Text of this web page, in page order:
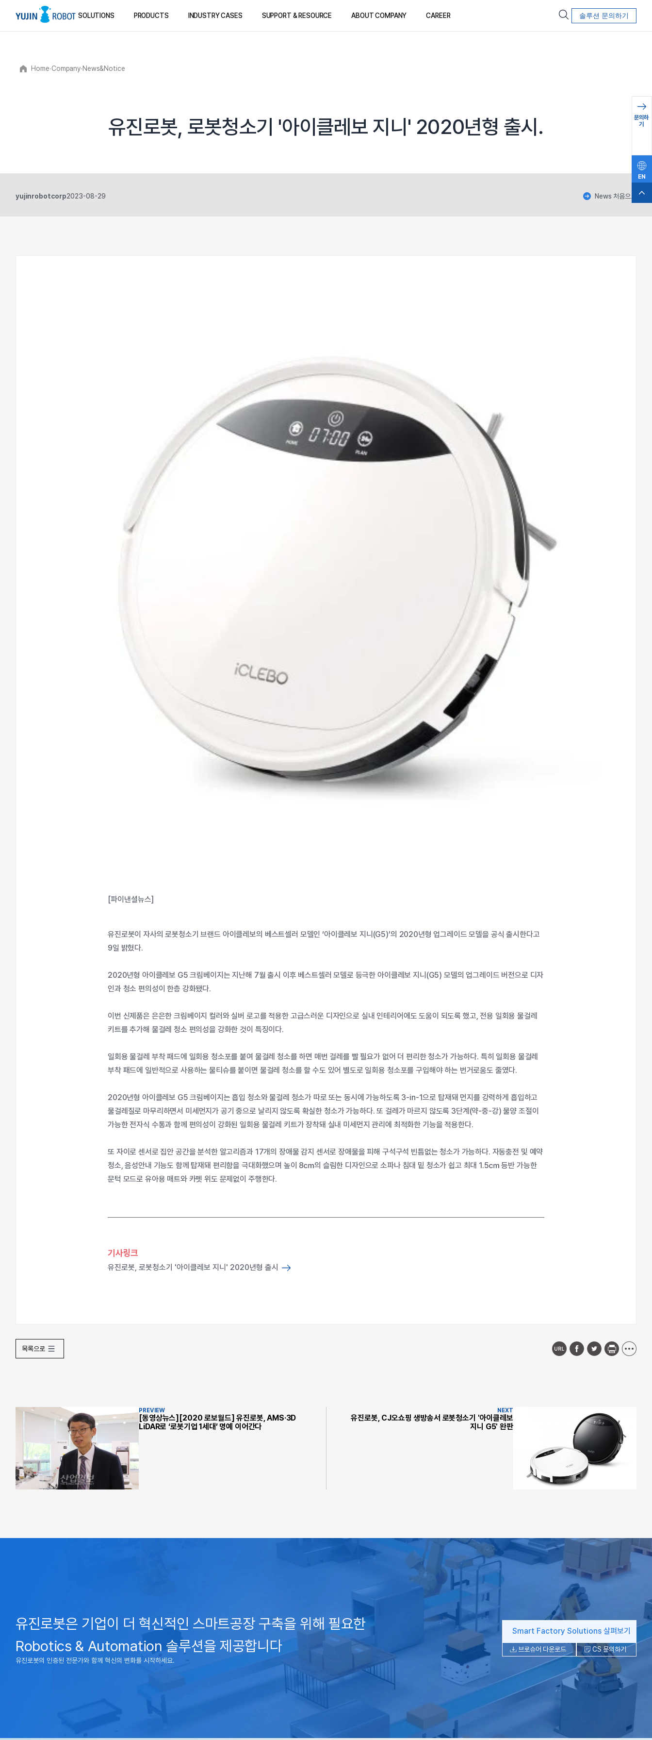
SOLUTIONS PRODUCTS INDUSTRY CASES SUPPORT & RESOURCE ABOUT COMPANY CAREER 솔루션 문의하기
Home∙Company∙News&Notice
유진로봇, 로봇청소기 '아이클레보 지니' 2020년형 출시.
yujinrobotcorp2023-08-29 News 처음으로
[파이낸셜뉴스]
유진로봇이 자사의 로봇청소기 브랜드 아이클레보의 베스트셀러 모델인 ‘아이클레보 지니(G5)’의 2020년형 업그레이드 모델을 공식 출시한다고
9일 밝혔다.
2020년형 아이클레보 G5 크림베이지는 지난해 7월 출시 이후 베스트셀러 모델로 등극한 아이클레보 지니(G5) 모델의 업그레이드 버전으로 디자
인과 청소 편의성이 한층 강화됐다.
이번 신제품은 은은한 크림베이지 컬러와 실버 로고를 적용한 고급스러운 디자인으로 실내 인테리어에도 도움이 되도록 했고, 전용 일회용 물걸레
키트를 추가해 물걸레 청소 편의성을 강화한 것이 특징이다.
일회용 물걸레 부착 패드에 일회용 청소포를 붙여 물걸레 청소를 하면 매번 걸레를 빨 필요가 없어 더 편리한 청소가 가능하다. 특히 일회용 물걸레
부착 패드에 일반적으로 사용하는 물티슈를 붙이면 물걸레 청소를 할 수도 있어 별도로 일회용 청소포를 구입해야 하는 번거로움도 줄였다.
2020년형 아이클레보 G5 크림베이지는 흡입 청소와 물걸레 청소가 따로 또는 동시에 가능하도록 3-in-1으로 탑재돼 먼지를 강력하게 흡입하고
물걸레질로 마무리하면서 미세먼지가 공기 중으로 날리지 않도록 확실한 청소가 가능하다. 또 걸레가 마르지 않도록 3단계(약-중-강) 물양 조절이
가능한 전자식 수통과 함께 편의성이 강화된 일회용 물걸레 키트가 장착돼 실내 미세먼지 관리에 최적화한 기능을 적용한다.
또 자이로 센서로 집안 공간을 분석한 알고리즘과 17개의 장애물 감지 센서로 장애물을 피해 구석구석 빈틈없는 청소가 가능하다. 자동충전 및 예약
청소, 음성안내 기능도 함께 탑재돼 편리함을 극대화했으며 높이 8㎝의 슬림한 디자인으로 소파나 침대 밑 청소가 쉽고 최대 1.5㎝ 등반 가능한
문턱 모드로 유아용 매트와 카펫 위도 문제없이 주행한다.
기사링크
유진로봇, 로봇청소기 '아이클레보 지니' 2020년형 출시
목록으로
[동영상뉴스][2020 로보월드] 유진로봇, AMS·3D
LiDAR로 ‘로봇기업 1세대’ 명예 이어간다
PREVIEW
유진로봇, CJ오쇼핑 생방송서 로봇청소기 '아이클레보
지니 G5' 완판
NEXT
유진로봇은 기업이 더 혁신적인 스마트공장 구축을 위해 필요한
Robotics & Automation 솔루션을 제공합니다
유진로봇의 인증된 전문가와 함께 혁신의 변화를 시작하세요.
Smart Factory Solutions 살펴보기
브로슈어 다운로드 CS 문의하기
문의하
기
EN